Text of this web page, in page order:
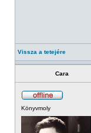
Vissza a tetejére
Cara
Könyvmoly